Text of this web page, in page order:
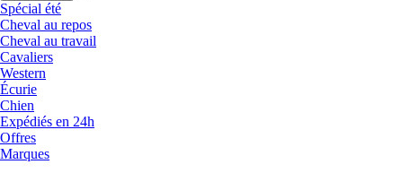
Spécial été
Cheval au repos
Cheval au travail
Cavaliers
Western
Écurie
Chien
Expédiés en 24h
Offres
Marques